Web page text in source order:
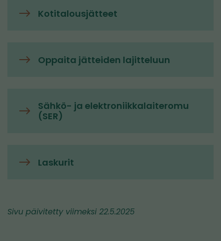
Kotitalousjätteet
Oppaita jätteiden lajitteluun
Sähkö- ja elektroniikkalaiteromu
(SER)
Laskurit
Sivu päivitetty viimeksi 22.5.2025